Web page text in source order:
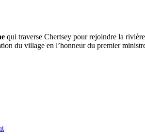
qui traverse Chertsey pour rejoindre la
du village en l’honneur du premier